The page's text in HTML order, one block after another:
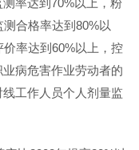
率达到70%以上，粉
合格率达到80%以
价率达到60%以上，控
病危害作业劳动者的
工作人员个人剂量监